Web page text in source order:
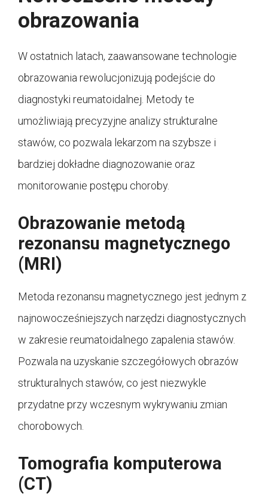
obrazowania
W ostatnich latach, zaawansowane technologie
obrazowania rewolucjonizują podejście do
diagnostyki reumatoidalnej. Metody te
umożliwiają precyzyjne analizy strukturalne
stawów, co pozwala lekarzom na szybsze i
bardziej dokładne diagnozowanie oraz
monitorowanie postępu choroby.
Obrazowanie metodą
rezonansu magnetycznego
(MRI)
Metoda rezonansu magnetycznego jest jednym z
najnowocześniejszych narzędzi diagnostycznych
w zakresie reumatoidalnego zapalenia stawów.
Pozwala na uzyskanie szczegółowych obrazów
strukturalnych stawów, co jest niezwykle
przydatne przy wczesnym wykrywaniu zmian
chorobowych.
Tomografia komputerowa
(CT)